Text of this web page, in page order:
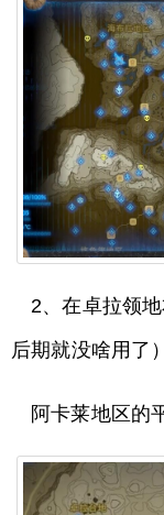
2、在卓拉领
后期就没啥用了）
阿卡莱地区的